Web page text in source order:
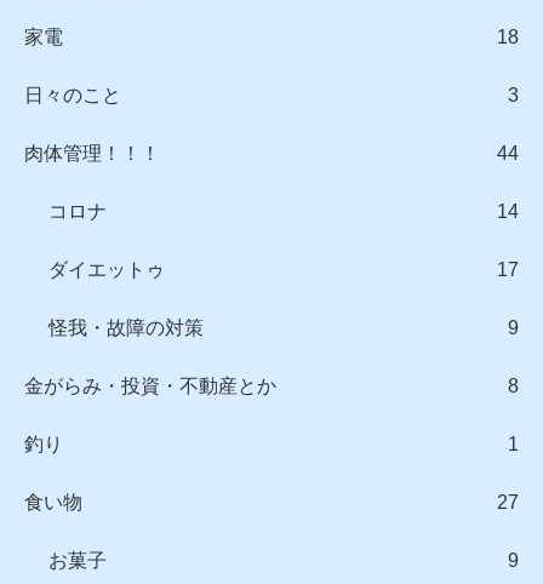
家電 18
日々のこと 3
肉体管理！！！ 44
コロナ 14
ダイエットゥ 17
怪我・故障の対策 9
金がらみ・投資・不動産とか 8
釣り 1
食い物 27
お菓子 9